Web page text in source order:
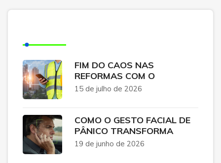
FIM DO CAOS NAS
REFORMAS COM O
15 de julho de 2026
COMO O GESTO FACIAL DE
PÂNICO TRANSFORMA
19 de junho de 2026